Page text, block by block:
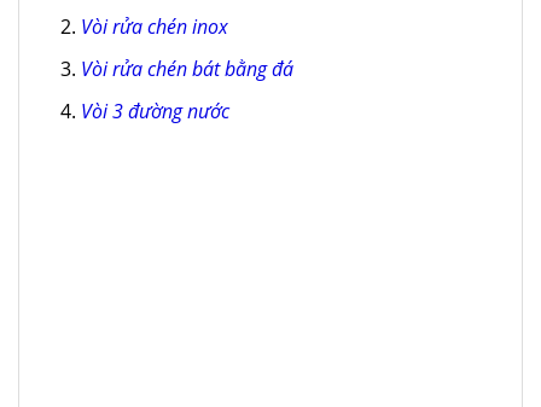
Vòi rửa chén inox
Vòi rửa chén bát bằng đá
Vòi 3 đường nước